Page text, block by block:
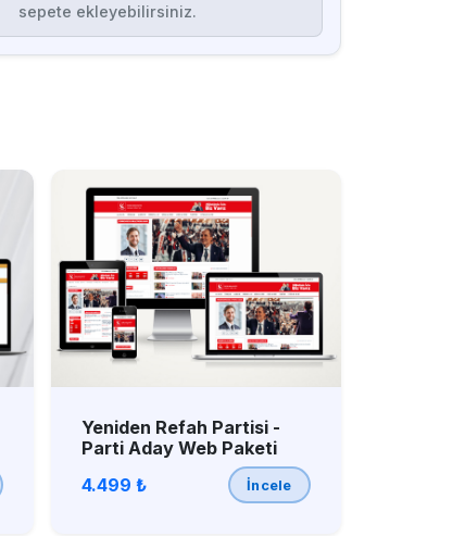
sepete ekleyebilirsiniz.
Yeniden Refah Partisi -
Parti Aday Web Paketi
4.499 ₺
İncele